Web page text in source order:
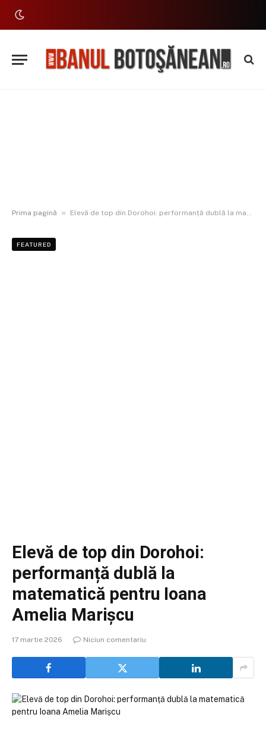
Prima pagină » Elevă de top din Dorohoi: performanță dublă la matematică pentru Ioana Amelia Marișcu
FEATURED
Elevă de top din Dorohoi:
performanță dublă la
matematică pentru Ioana
Amelia Marișcu
17 martie 2026 Niciun comentariu